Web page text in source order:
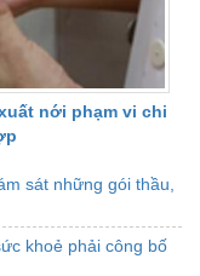
nới phạm vi chi
sát những gói thầu,
khoẻ phải công bố